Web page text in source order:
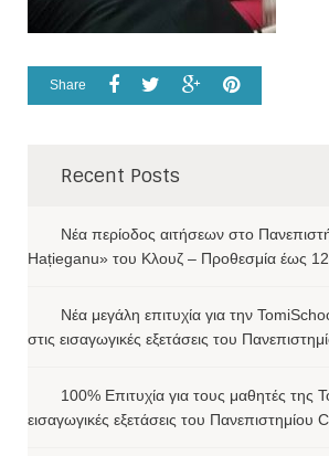
Share
Recent Posts
Νέα περίοδος αιτήσεων στο
Hațieganu» του Κλουζ – Προθεσμία έως
Νέα μεγάλη επιτυχία για την
στις εισαγωγικές εξετάσεις του
100% Επιτυχία για τους μαθητές της
εισαγωγικές εξετάσεις του Πανεπιστημίου